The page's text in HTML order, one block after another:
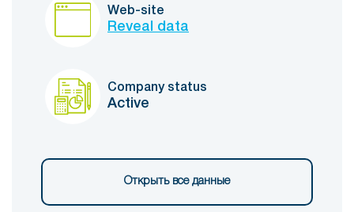
Web-site
Reveal data
Company status
Active
Открыть все данные